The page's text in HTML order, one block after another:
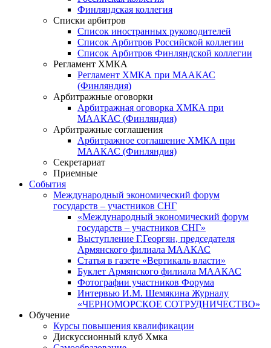
Финляндская коллегия
Списки арбитров
Список иностранных руководителей
Список Арбитров Российской коллегии
Список Арбитров Финляндской коллегии
Регламент ХМКА
Регламент ХМКА при МААКАС
(Финляндия)
Арбитражные оговорки
Арбитражная оговорка ХМКА при
МААКАС (Финляндия)
Арбитражные соглашения
Арбитражное соглашение ХМКА при
МААКАС (Финляндия)
Секретариат
Приемные
События
Международный экономический форум
государств – участников СНГ
«Международный экономический форум
государств – участников СНГ»
Выступление Г.Георгян, председателя
Армянского филиала МААКАС
Статья в газете «Вертикаль власти»
Буклет Армянского филиала МААКАС
Фотографии участников Форума
Интервью И.М. Шемякина Журналу
«ЧЕРНОМОРСКОЕ СОТРУДНИЧЕСТВО»
Обучение
Курсы повышения квалификации
Дискуссионный клуб Хмка